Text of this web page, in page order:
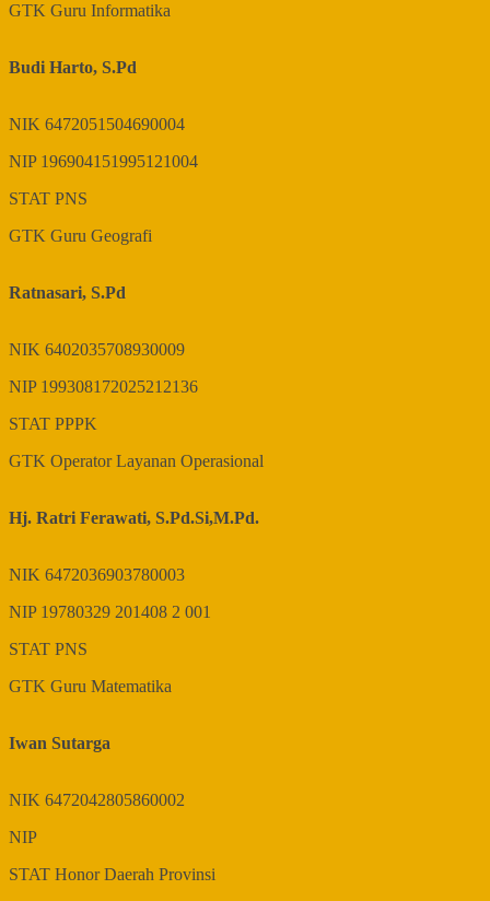
GTK Guru Informatika
Budi Harto, S.Pd
NIK 6472051504690004
NIP 196904151995121004
STAT PNS
GTK Guru Geografi
Ratnasari, S.Pd
NIK 6402035708930009
NIP 199308172025212136
STAT PPPK
GTK Operator Layanan Operasional
Hj. Ratri Ferawati, S.Pd.Si,M.Pd.
NIK 6472036903780003
NIP 19780329 201408 2 001
STAT PNS
GTK Guru Matematika
Iwan Sutarga
NIK 6472042805860002
NIP
STAT Honor Daerah Provinsi